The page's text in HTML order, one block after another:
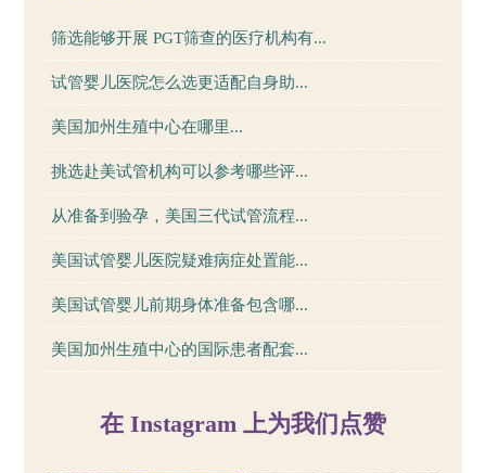
筛选能够开展 PGT筛查的医疗机构有...
试管婴儿医院怎么选更适配自身助...
美国加州生殖中心在哪里...
挑选赴美试管机构可以参考哪些评...
从准备到验孕，美国三代试管流程...
美国试管婴儿医院疑难病症处置能...
美国试管婴儿前期身体准备包含哪...
美国加州生殖中心的国际患者配套...
在 Instagram 上为我们点赞